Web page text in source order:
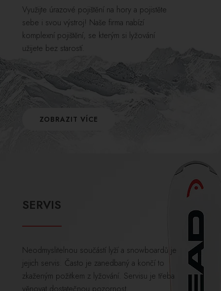
Využijte úrazové pojištění na hory a pojistěte
sebe i svou výstroj! Naše firma nabízí
komplexní pojištění, se kterým si lyžování
užijete bez starostí.
ZOBRAZIT VÍCE
SERVIS
Neodmyslitelnou součástí lyží a snowboardů je
jejich servis. Často je zanedbaný a končí to
zkaženým požitkem z lyžování. Servisu je třeba
věnovat dostatečnou pozornost.